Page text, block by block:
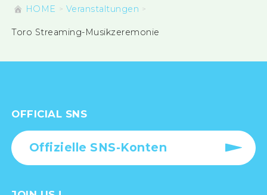
HOME Veranstaltungen
Toro Streaming-Musikzeremonie
OFFICIAL SNS
Offizielle SNS-Konten